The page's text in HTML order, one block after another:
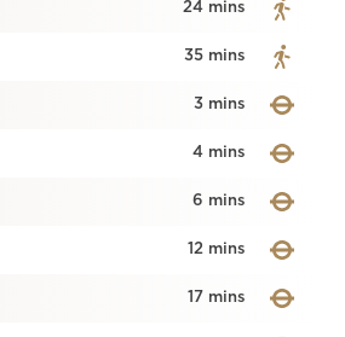
24 mins
35 mins
3 mins
4 mins
6 mins
12 mins
17 mins